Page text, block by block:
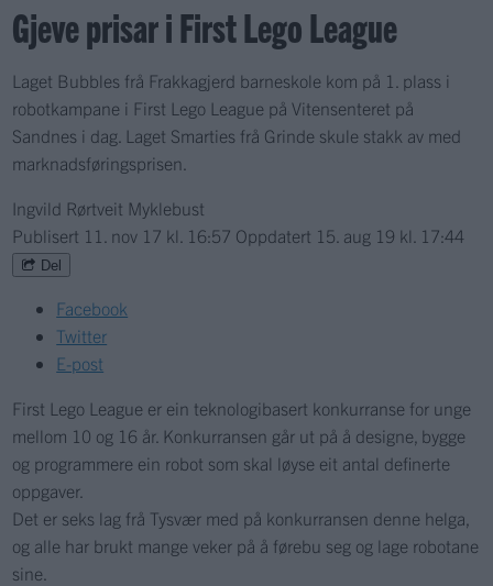
Gjeve prisar i First Lego League
Laget Bubbles frå Frakkagjerd barneskole kom på 1. plass i
robotkampane i First Lego League på Vitensenteret på
Sandnes i dag. Laget Smarties frå Grinde skule stakk av med
marknadsføringsprisen.
Ingvild Rørtveit Myklebust
Publisert 11. nov 17 kl. 16:57 Oppdatert 15. aug 19 kl. 17:44
Del
Facebook
Twitter
E-post
First Lego League er ein teknologibasert konkurranse for unge
mellom 10 og 16 år. Konkurransen går ut på å designe, bygge
og programmere ein robot som skal løyse eit antal definerte
oppgaver.
Det er seks lag frå Tysvær med på konkurransen denne helga,
og alle har brukt mange veker på å førebu seg og lage robotane
sine.